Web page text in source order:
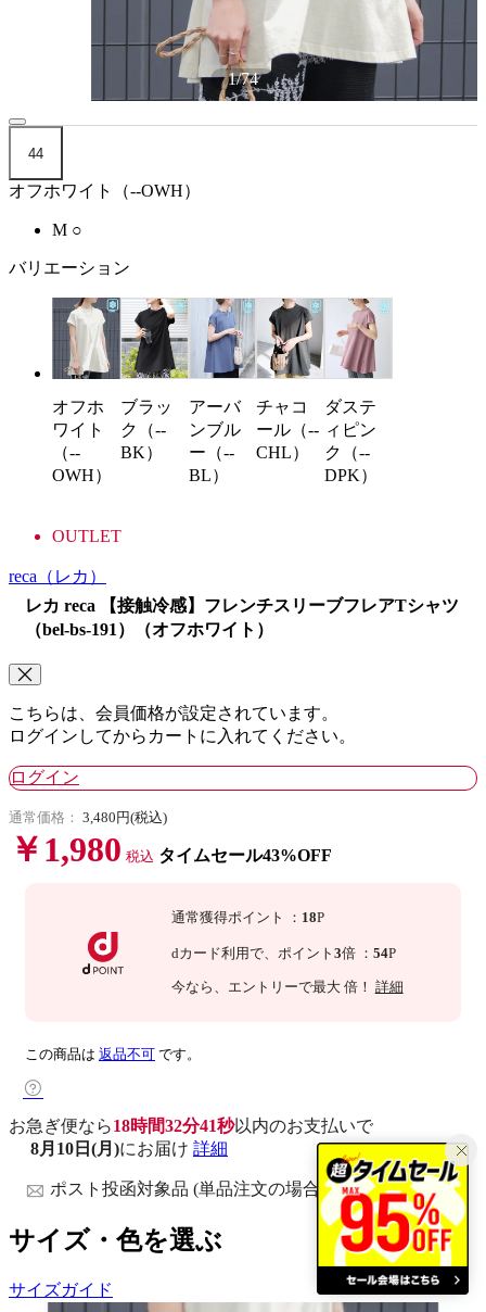
1/74
44
オフホワイト（--OWH）
M ○
バリエーション
オフホ
ワイト
（--
OWH）
ブラッ
ク（--
BK）
アーバ
ンブル
ー（--
BL）
チャコ
ール（--
CHL）
ダステ
ィピン
ク（--
DPK）
OUTLET
reca （レカ）
レカ reca 【接触冷感】フレンチスリーブフレアTシャツ
（bel-bs-191）（オフホワイト）
こちらは、会員価格が設定されています。
ログインしてからカートに入れてください。
ログイン
通常価格： 3,480円(税込)
￥1,980 税込 タイムセール43%OFF
通常獲得ポイント ： 18P
dカード利用で、 ポイント 3倍 ： 54P
今なら 、エントリーで最大 倍！ 詳細
この商品は 返品不可 です。
お急ぎ便なら18時間32分40秒以内のお支払いで
8月10日(月)にお届け 詳細
ポスト投函対象品 (単品注文の場合)
サイズ・色を選ぶ
サイズガイド